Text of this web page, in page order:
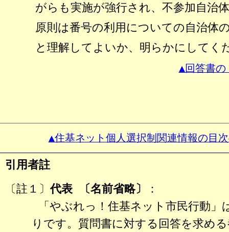
がらも実施が強行され、不参加自治
原則は番号の利用についての自治体
と理解してよいか、明らかにしてく
▲回答書の
▲住基ネット個人選択制関連情報の目
引用者註
〔註１〕代表 〔名前省略〕
：
「やぶれっ！住基ネット市民行動
りです。質問書に対する回答を求め